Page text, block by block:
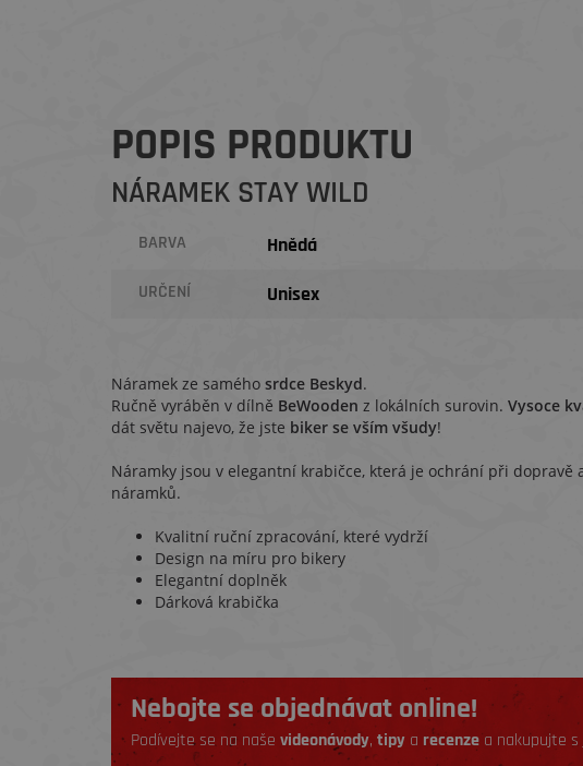
POPIS PRODUKTU
NÁRAMEK STAY WILD
BARVA Hnědá
URČENÍ Unisex
Náramek ze samého srdce Beskyd.
Ručně vyráběn v dílně BeWooden z lokálních surovin. Vysoce
dát světu najevo, že jste biker se vším všudy!
Náramky jsou v elegantní krabičce, která je ochrání při dopravě
náramků.
Kvalitní ruční zpracování, které vydrží
Design na míru pro bikery
Elegantní doplněk
Dárková krabička
Nebojte se objednávat online!
Podívejte se na naše videonávody, tipy a recenze a nakupujte